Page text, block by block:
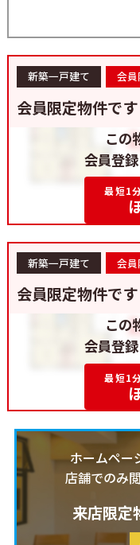
新築一戸建て 会員
会員限定物件です
この
会員登
最短1
新築一戸建て 会員
会員限定物件です
この
会員登
最短1
ホームペー
店舗でのみ
来店限定